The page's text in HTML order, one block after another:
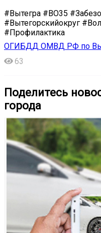
#Вытегра #ВО35
#Вытегорскийокруг
#Профилактика
ОГИБДД ОМВД РФ по
63
Поделитесь
города